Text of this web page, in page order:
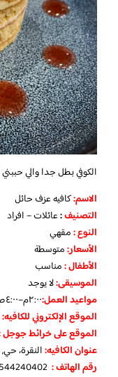
الكوفي بطل جدا والي
الاسم:كافيه عزف حائل
التصنيف:عائلات – افراد
النوع :مقهي
الأسعار:متوسطة
الأطفال:مناسب
الموسيقى:لا يوجد
مواعيد العمل:٢:٠٠م–٤:٠٠ص
الموقع الإلكتروني للكافيه:
الموقع على خرائط جوجل
عنوان الكافيه:النقرة،
رقم الهاتف :